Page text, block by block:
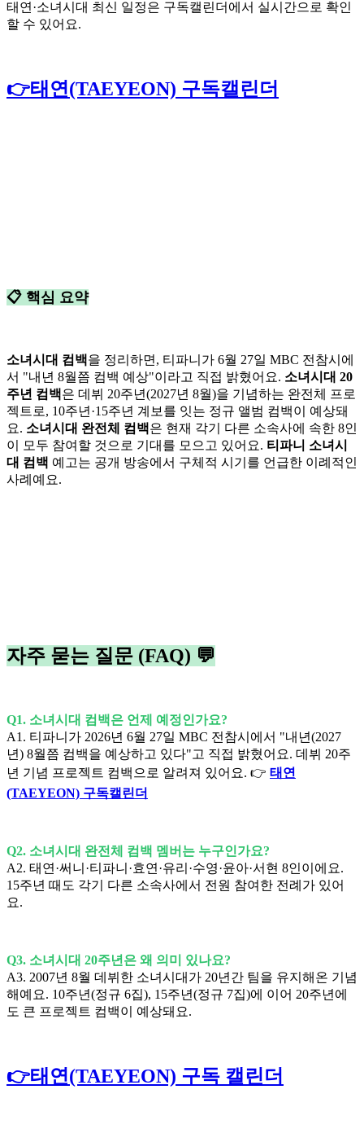
태연·소녀시대 최신 일정은 구독캘린더에서 실시간으로 확인
할 수 있어요.
👉태연(TAEYEON) 구독캘린더
📋 핵심 요약
소녀시대 컴백을 정리하면, 티파니가 6월 27일 MBC 전참시에
서 "내년 8월쯤 컴백 예상"이라고 직접 밝혔어요. 소녀시대 20
주년 컴백은 데뷔 20주년(2027년 8월)을 기념하는 완전체 프로
젝트로, 10주년·15주년 계보를 잇는 정규 앨범 컴백이 예상돼
요. 소녀시대 완전체 컴백은 현재 각기 다른 소속사에 속한 8인
이 모두 참여할 것으로 기대를 모으고 있어요. 티파니 소녀시
대 컴백 예고는 공개 방송에서 구체적 시기를 언급한 이례적인
사례예요.
자주 묻는 질문 (FAQ) 💬
Q1. 소녀시대 컴백은 언제 예정인가요?
A1. 티파니가 2026년 6월 27일 MBC 전참시에서 "내년(2027
년) 8월쯤 컴백을 예상하고 있다"고 직접 밝혔어요. 데뷔 20주
년 기념 프로젝트 컴백으로 알려져 있어요. 👉 태연
(TAEYEON) 구독캘린더
Q2. 소녀시대 완전체 컴백 멤버는 누구인가요?
A2. 태연·써니·티파니·효연·유리·수영·윤아·서현 8인이에요.
15주년 때도 각기 다른 소속사에서 전원 참여한 전례가 있어
요.
Q3. 소녀시대 20주년은 왜 의미 있나요?
A3. 2007년 8월 데뷔한 소녀시대가 20년간 팀을 유지해온 기념
해예요. 10주년(정규 6집), 15주년(정규 7집)에 이어 20주년에
도 큰 프로젝트 컴백이 예상돼요.
👉태연(TAEYEON) 구독 캘린더